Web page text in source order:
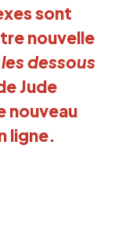
sont
nouvelle
dessous
Jude
nouveau
ligne.